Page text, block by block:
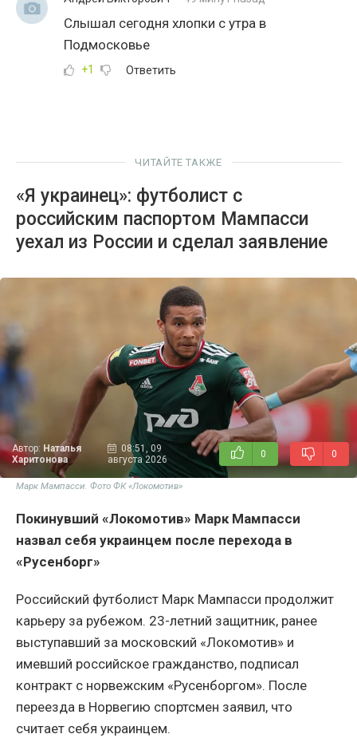
Слышал сегодня хлопки с утра в
Подмосковье
+1 Ответить
ЧИТАЙТЕ ТАКЖЕ
«Я украинец»: футболист с
российским паспортом Мампасси
уехал из России и сделал заявление
Автор: Наталья
Харитонова
08:51, 09
августа 2026
0 0
Марк Мампасси. Фото ФК «Локомотив»
Покинувший «Локомотив» Марк Мампасси
назвал себя украинцем после перехода в
«Русенборг»
Российский футболист Марк Мампасси продолжит
карьеру за рубежом. 23-летний защитник, ранее
выступавший за московский «Локомотив» и
имевший российское гражданство, подписал
контракт с норвежским «Русенборгом». После
переезда в Норвегию спортсмен заявил, что
считает себя украинцем.